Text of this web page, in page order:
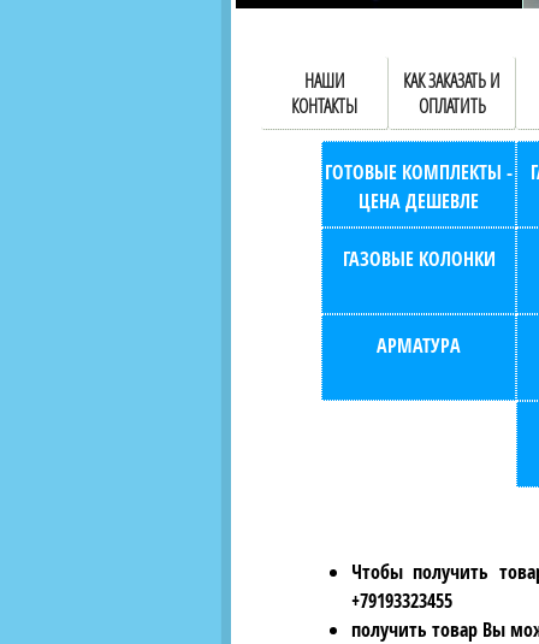
НАШИ
КОНТАКТЫ
КАК ЗАКАЗАТЬ И
ОПЛАТИТЬ
ГОТОВЫЕ КОМПЛЕКТЫ -
ЦЕНА ДЕШЕВЛЕ
ГАЗОВЫЕ КОЛОНКИ
АРМАТУРА
Чтобы получить
+79193323455
получить товар Вы